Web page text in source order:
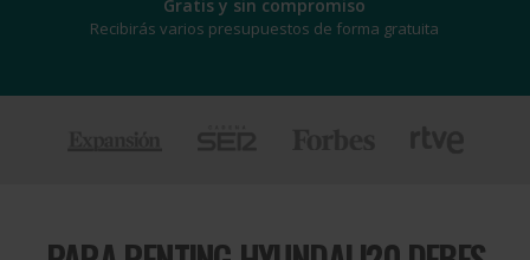
Gratis y sin compromiso
Recibirás varios presupuestos de forma gratuita